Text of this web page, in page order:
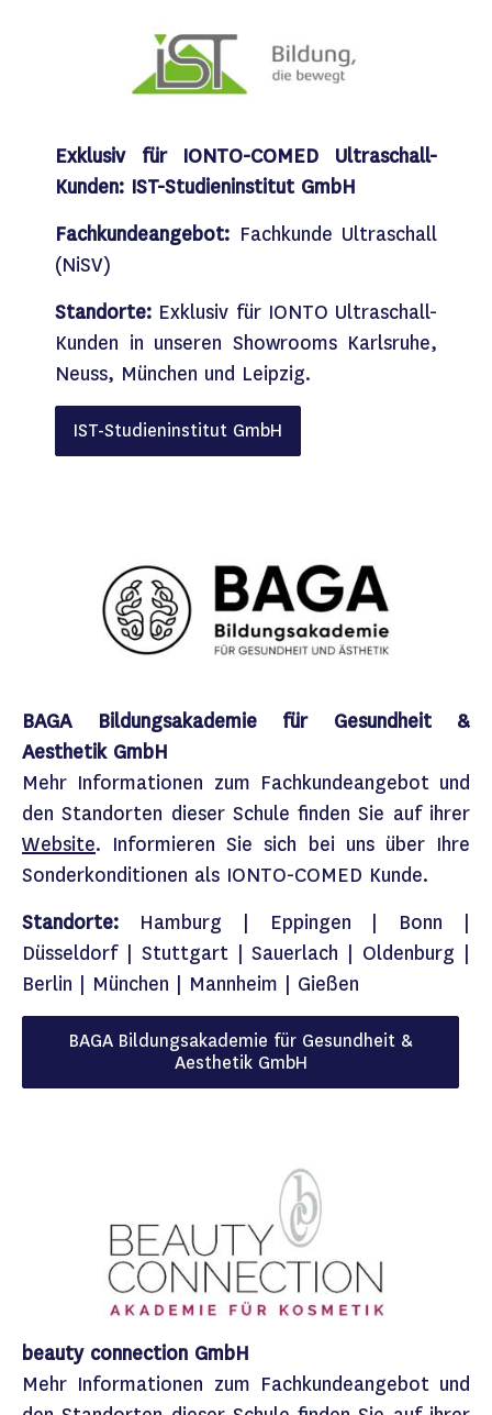
Exklusiv für IONTO-COMED Ultraschall-
Kunden: IST-Studieninstitut GmbH​
Fachkundeangebot: Fachkunde Ultraschall
(NiSV)​
Standorte: Exklusiv für IONTO Ultraschall-
Kunden in unseren Showrooms Karlsruhe,
Neuss, München und Leipzig​.
IST-Studieninstitut GmbH​
BAGA Bildungsakademie für Gesundheit &
Aesthetik GmbH
Mehr Informationen zum Fachkundeangebot und
den Standorten dieser Schule finden Sie auf ihrer
Website.​ Informieren Sie sich bei uns über Ihre
Sonderkonditionen als IONTO-COMED Kunde.​
Standorte: Hamburg | Eppingen | Bonn |
Düsseldorf | Stuttgart | Sauerlach | Oldenburg |
Berlin | München | Mannheim | Gießen
BAGA Bildungsakademie für Gesundheit &
Aesthetik GmbH
beauty connection GmbH
Mehr Informationen zum Fachkundeangebot und